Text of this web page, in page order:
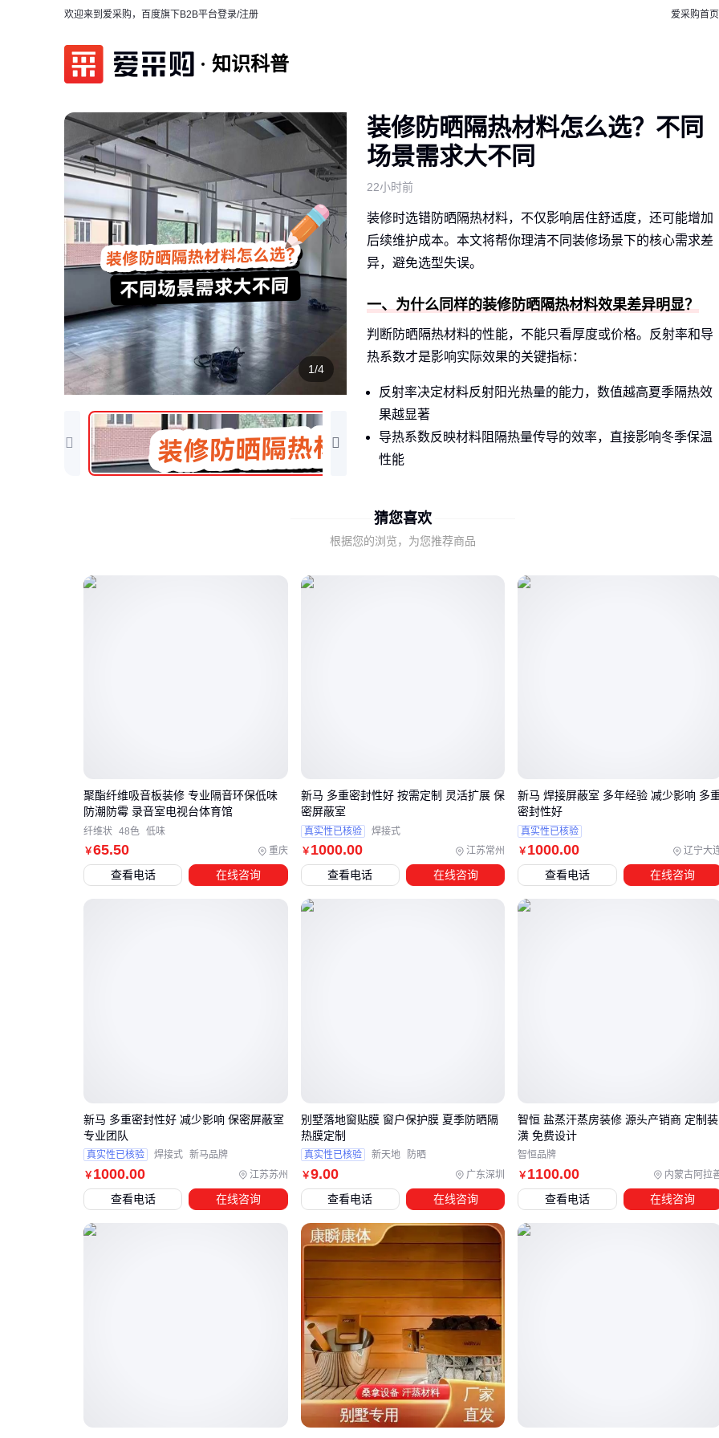
欢迎来到爱采购，百度旗下B2B平台登录/注册 爱采购首页
知识科普
1/4
装修防晒隔热材料怎么选？不同
场景需求大不同
22小时前
装修时选错防晒隔热材料，不仅影响居住舒适度，还可能增加
后续维护成本。本文将帮你理清不同装修场景下的核心需求差
异，避免选型失误。
一、为什么同样的装修防晒隔热材料效果差异明显？
判断防晒隔热材料的性能，不能只看厚度或价格。反射率和导
热系数才是影响实际效果的关键指标：
反射率决定材料反射阳光热量的能力，数值越高夏季隔热效
果越显著
导热系数反映材料阻隔热量传导的效率，直接影响冬季保温
性能
高的反射率，而闭孔发泡结构则在导热系数上表现更优。但具
体到不同装修部位，这两项指标的优先级会发生变化。
要平衡导热系数以实现冬夏双效。这种差异正是导致同样材料
墙面：需要兼顾保温与隔热，闭孔结构的酚醛铝箔板更能平
窗户：透光与隔热矛盾突出，装饰隔热膜
隔而不影响采光
这种差异源于各部位接触热源的方式不同。屋顶主要应对辐射
热，墙面侧重传导热，而窗户则涉及辐射与传导的复合热交
窗户：需平衡透光和隔热，门窗隔热膜
防晒涂料
特别适合需要整体覆盖的大面积平面，其水乳型配
方施工便捷，但要注意不同基材的附着力差异。白色系涂料反
射效果更明显，而深色建筑需考虑多层涂刷工艺。
对于需要灵活调节的室内空间，
案。阳光房和办公室适合透景透气的开孔面料，而卧室则需要
全遮光材质。电动款虽然成本较高，但能实现智能温控联动。
预算有限时，可优先处理热负荷最严重的区域。屋顶隔热能降
低整体建筑温度，而西晒窗户加装
内体感。配套的
通风系统
猜您喜欢
根据您的浏览，为您推荐商品
￥65.50 重庆
聚酯纤维吸音板装修 专业隔音环保低味
防潮防霉 录音室电视台体育馆
纤维状 48色 低味
查看电话 在线咨询
￥ 1000.00 江苏常州
新马 多重密封性好 按需定制 灵活扩展 保
密屏蔽室
真实性已核验 焊接式
查看电话 在线咨询
￥ 1000.00 辽宁大
新马 焊接屏蔽室 多年经验 减少影响 多
密封性好
真实性已核验
查看电话 在线咨询
￥ 1000.00 江苏苏州
新马 多重密封性好 减少影响 保密屏蔽室
专业团队
真实性已核验 焊接式 新马品牌
查看电话 在线咨询
￥9.00 广东深圳
别墅落地窗贴膜 窗户保护膜 夏季防晒隔
热膜定制
真实性已核验 新天地 防晒
查看电话 在线咨询
￥ 1100.00 内蒙古阿拉
智恒 盐蒸汗蒸房装修 源头产销商 定制装
潢 免费设计
智恒品牌
查看电话 在线咨询